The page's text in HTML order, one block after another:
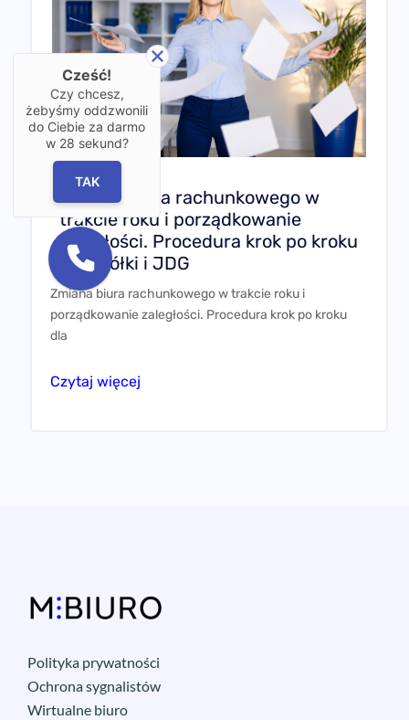
Zmiana biura rachunkowego w
trakcie roku i porządkowanie
zaległości. Procedura krok po kroku
dla spółki i JDG
Zmiana biura rachunkowego w trakcie roku i
porządkowanie zaległości. Procedura krok po kroku
dla
Czytaj więcej
Polityka prywatności
Ochrona sygnalistów
Wirtualne biuro
Cześć!
Czy chcesz,
żebyśmy oddzwonili
do Ciebie za darmo
w 28 sekund?
TAK